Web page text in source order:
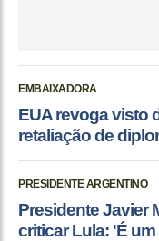
EMBAIXADORA
EUA revoga visto
retaliação de
PRESIDENTE ARGENTINO
Presidente Javier
criticar Lula: 'É